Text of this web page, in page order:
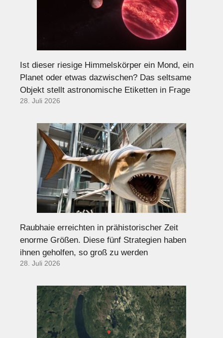
Ist dieser riesige Himmelskörper ein Mond, ein
Planet oder etwas dazwischen? Das seltsame
Objekt stellt astronomische Etiketten in Frage
28. Juli 2026
Raubhaie erreichten in prähistorischer Zeit
enorme Größen. Diese fünf Strategien haben
ihnen geholfen, so groß zu werden
28. Juli 2026